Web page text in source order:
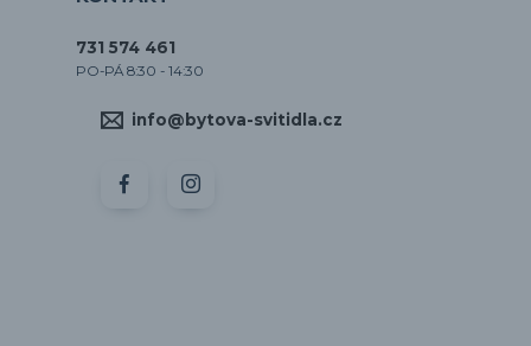
731 574 461
PO-PÁ 8:30 - 14:30
info@bytova-svitidla.cz